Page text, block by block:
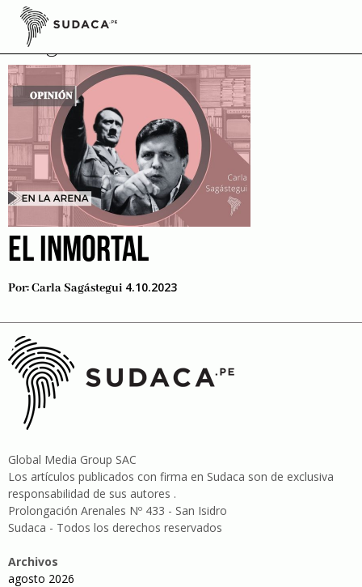
Skip
contentLegado Político
EL INMORTAL
Por:Carla Sagástegui 4.10.2023
Global Media Group SAC
Los artículos publicados con firma en Sudaca son de exclusiva
responsabilidad de sus autores .
Prolongación Arenales Nº 433 - San Isidro
Sudaca - Todos los derechos reservados
Archivos
agosto 2026